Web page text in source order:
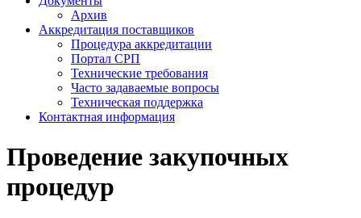
Архив
Аккредитация поставщиков
Процедура аккредитации
Портал СРП
Технические требования
Часто задаваемые вопросы
Техническая поддержка
Контактная информация
Проведение закупочных
процедур